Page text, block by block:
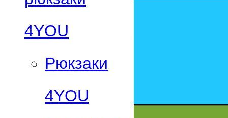
4YOU
Рюкзаки
4YOU